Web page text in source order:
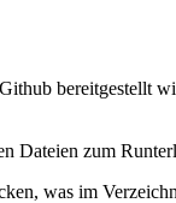
bereitgestellt
Dateien zum
was im